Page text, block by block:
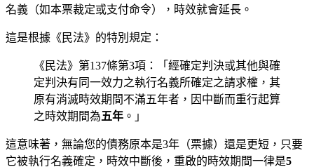
名義（如本票裁定或支付命令），時效就會延長。
這是根據《民法》的特別規定：
《民法》第137條第3項：「經確定判決或其他與確
定判決有同一效力之執行名義所確定之請求權，其
原有消滅時效期間不滿五年者，因中斷而重行起算
之時效期間為五年 。」
這意味著，無論您的債務原本是3年（票據）還是更短，只要
它被執行名義確定，時效中斷後，重啟的時效期間一律是5